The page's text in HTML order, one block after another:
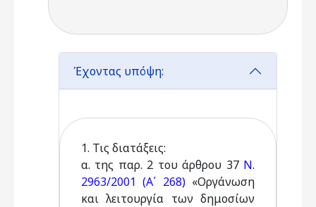
Έχοντας υπόψη:
1. Τις διατάξεις:
α. της παρ. 2 του άρθρου 37 Ν.
2963/2001 (Α΄ 268)«Οργάνωση
και λειτουργία των δημοσίων